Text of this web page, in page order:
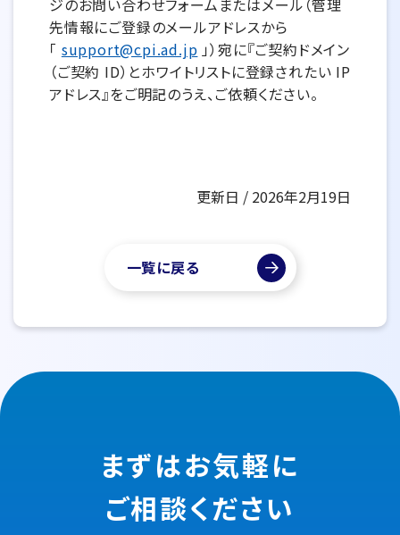
ジのお問い合わせフォームまたはメール（管理
先情報にご登録のメールアドレスから
「 support@cpi.ad.jp 」）宛に『ご契約ドメイン
（ご契約 ID）とホワイトリストに登録されたい IP
アドレス』をご明記のうえ、ご依頼ください。
更新日 / 2026年2月19日
一覧に戻る
まずはお気軽に
ご相談ください